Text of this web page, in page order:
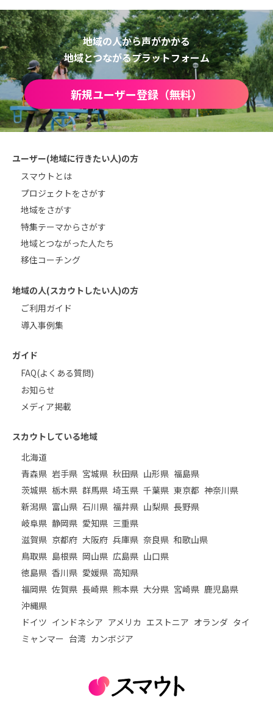
地域の人から声がかかる
地域とつながるプラットフォーム
新規ユーザー登録（無料）
ユーザー(地域に行きたい人)の方
スマウトとは
プロジェクトをさがす
地域をさがす
特集テーマからさがす
地域とつながった人たち
移住コーチング
地域の人(スカウトしたい人)の方
ご利用ガイド
導入事例集
ガイド
FAQ(よくある質問)
お知らせ
メディア掲載
スカウトしている地域
北海道
青森県 岩手県 宮城県 秋田県 山形県 福島県
茨城県 栃木県 群馬県 埼玉県 千葉県 東京都 神奈川県
新潟県 富山県 石川県 福井県 山梨県 長野県
岐阜県 静岡県 愛知県 三重県
滋賀県 京都府 大阪府 兵庫県 奈良県 和歌山県
鳥取県 島根県 岡山県 広島県 山口県
徳島県 香川県 愛媛県 高知県
福岡県 佐賀県 長崎県 熊本県 大分県 宮崎県 鹿児島県
沖縄県
ドイツ インドネシア アメリカ エストニア オランダ タイ
ミャンマー 台湾 カンボジア